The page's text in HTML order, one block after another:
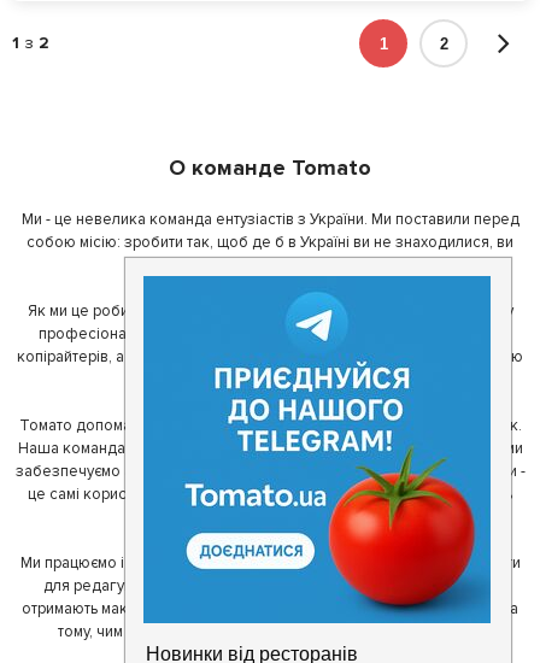
1 з 2 1 2
О команде Tomato
Ми - це невелика команда ентузіастів з України. Ми поставили перед
собою місію: зробити так, щоб де б в Україні ви не знаходилися, ви
Як ми це робимо? Для початку, ми зібрали приголомшливу команду
професіоналів - фахівців з дизайну, програмування, маркетингу,
копірайтерів, а за сумісництвом - любителів гарної їжі. З їх допомогою
ми створили Томато.
Томато допомагає своїм користувачам знайти цікаві місця неподалік.
Наша команда регулярно зв'язується з ресторанами - таким чином ми
забезпечуємо актуальність інформації. Друга частина нашої команди -
це самі користувачі, які діляться своїми враженнями і допомагають
один одному у виборі кращих місць.
Ми працюємо і з ресторанами. Для них ми надаємо зручні інструменти
для редагування інформації про себе - в результаті відвідувачі
отримають максимум інформації, а ресторан зможе зосередитися на
тому, чим він любить займатися більше всього - смачній їжі.